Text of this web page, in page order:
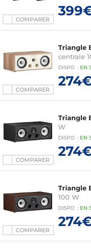
COMPARER
COMPARER
Triangle
centrale
DISPO : EN
COMPARER
Triangle
W
DISPO : EN
COMPARER
Triangle
100 W
DISPO : EN